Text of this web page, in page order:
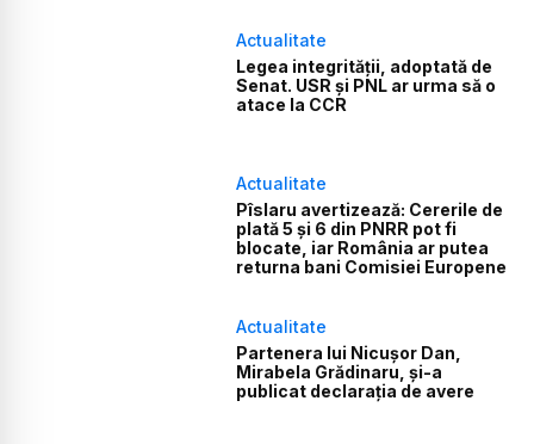
Actualitate
Legea integrității, adoptată de
Senat. USR și PNL ar urma să o
atace la CCR
Actualitate
Pîslaru avertizează: Cererile de
plată 5 și 6 din PNRR pot fi
blocate, iar România ar putea
returna bani Comisiei Europene
Actualitate
Partenera lui Nicușor Dan,
Mirabela Grădinaru, și-a
publicat declarația de avere